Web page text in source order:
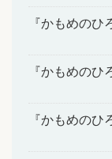
『かもめの
『かもめの
『かもめの